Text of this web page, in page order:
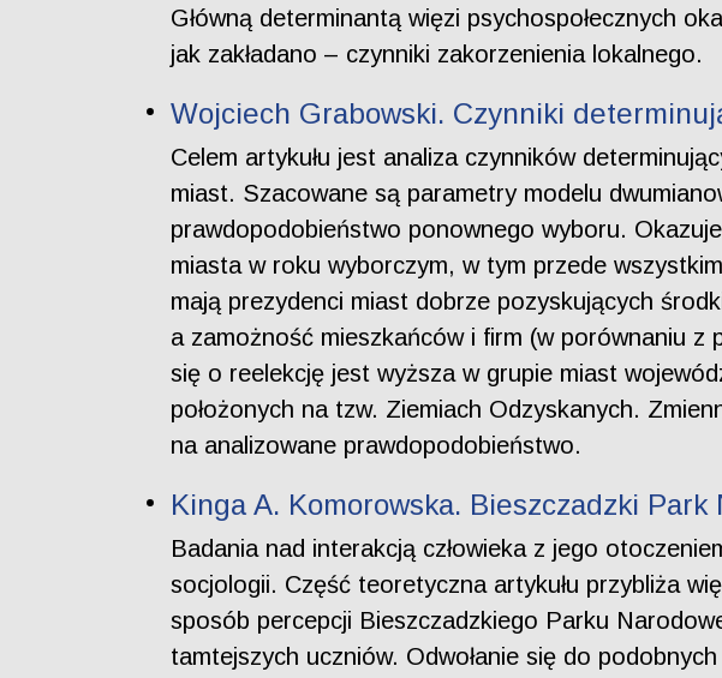
Główną determinantą więzi psychospołecznych
jak zakładano – czynniki zakorzenienia lokalnego.
Wojciech Grabowski. Czynniki
Celem artykułu jest analiza czynników
miast. Szacowane są parametry modelu
prawdopodobieństwo ponownego wyboru.
miasta w roku wyborczym, w tym przede
mają prezydenci miast dobrze pozyskujących
a zamożność mieszkańców i firm (w porównaniu z
się o reelekcję jest wyższa w grupie miast
położonych na tzw. Ziemiach Odzyskanych.
na analizowane prawdopodobieństwo.
Kinga A. Komorowska. Bieszczadzki
Badania nad interakcją człowieka z jego
socjologii. Część teoretyczna artykułu przybliża
sposób percepcji Bieszczadzkiego Parku
tamtejszych uczniów. Odwołanie się do